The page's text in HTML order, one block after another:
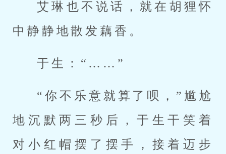
艾琳也不说话，就在胡狸怀
中静静地散发藕香。
于生：“……”
“你不乐意就算了呗，”尴尬
地沉默两三秒后，于生干笑着
对小红帽摆了摆手，接着迈步